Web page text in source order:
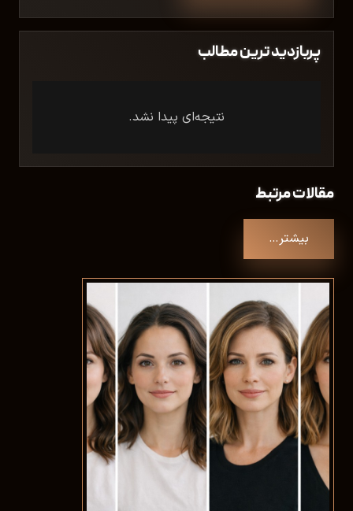
پربازدید ترین مطالب
نتیجه‌ای پیدا نشد.
مقالات مرتبط
بیشتر…